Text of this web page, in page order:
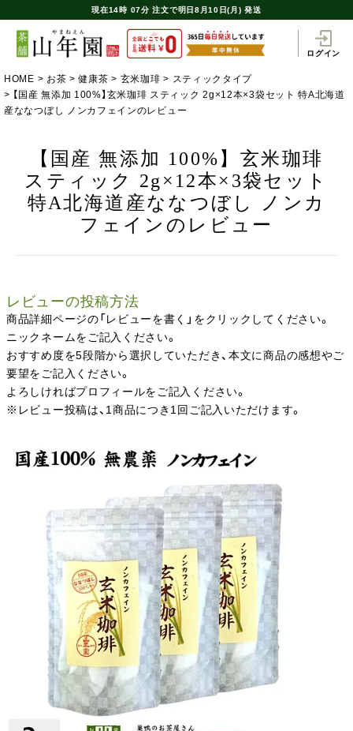
現在14時 07分 注文で明日8月10日(月) 発送
ログイン
HOME お茶 健康茶 玄米珈琲
スティックタイプ
【国産 無添加 100%】玄米珈琲 スティック 2g×12本×3袋セット 特A北海道
産ななつぼし ノンカフェインのレビュー
【国産 無添加 100%】玄米珈琲
スティック 2g×12本×3袋セット
特A北海道産ななつぼし ノンカ
フェインのレビュー
レビューの投稿方法
商品詳細ページの「レビューを書く」をクリックしてください。
ニックネームをご記入ください。
おすすめ度を5段階から選択していただき、本文に商品の感想やご
要望をご記入ください。
よろしければプロフィールをご記入ください。
※レビュー投稿は、1商品につき1回ご記入いただけます。